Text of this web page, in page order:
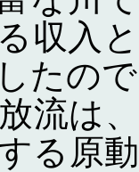
収入
たの
流は
る原